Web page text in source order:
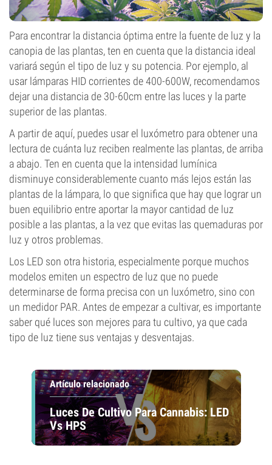
Para encontrar la distancia óptima entre la fuente de luz y la
canopia de las plantas, ten en cuenta que la distancia ideal
variará según el tipo de luz y su potencia. Por ejemplo, al
usar lámparas HID corrientes de 400-600W, recomendamos
dejar una distancia de 30-60cm entre las luces y la parte
superior de las plantas.
A partir de aquí, puedes usar el luxómetro para obtener una
lectura de cuánta luz reciben realmente las plantas, de arriba
a abajo. Ten en cuenta que la intensidad lumínica
disminuye considerablemente cuanto más lejos están las
plantas de la lámpara, lo que significa que hay que lograr un
buen equilibrio entre aportar la mayor cantidad de luz
posible a las plantas, a la vez que evitas las quemaduras por
luz y otros problemas.
Los LED son otra historia, especialmente porque muchos
modelos emiten un espectro de luz que no puede
determinarse de forma precisa con un luxómetro, sino con
un medidor PAR. Antes de empezar a cultivar, es importante
saber qué luces son mejores para tu cultivo, ya que cada
tipo de luz tiene sus ventajas y desventajas.
Artículo relacionado
Luces De Cultivo Para Cannabis: LED
Vs HPS